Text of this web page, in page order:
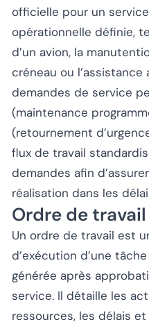
officielle pour un
opérationnelle définie,
d’un avion, la
créneau ou l’assistance
demandes de service
(maintenance
(retournement
flux de travail
demandes afin
réalisation dans les
Ordre de travail
Un ordre de travail est
d’exécution d’une
générée après
service. Il détaille les
ressources, les délais